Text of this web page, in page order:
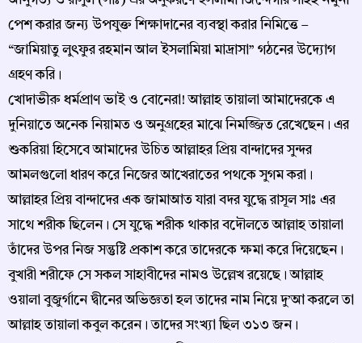
পেশ করার জন্য উপযুক্ত শিক্ষাদানের ব্যবস্থা করার নিমিত্তে –
“জামিয়াতু লুৎফুর রহমান আল ইসলামিয়া মাদ্রাসা” গঠনের উদ্যোগ
গ্রহণ করি।
খোদাভীরু ধর্মপ্রাণ ভাই ও বোনেরা! আল্লাহ তায়ালা আমাদেরকে এ
দুনিয়াতে অনেক নিয়ামত ও অনুগ্রহের মাঝে নিমজ্জিত রেখেছেন। এর
শুকরিয়া হিসেবে আমাদের উচিত আল্লাহর প্রিয় বান্দাদের সুন্দর
আমলগুলো ধারণ করে নিজের আখেরাতের পথকে সুগম করা।
আল্লাহর প্রিয় বান্দাদের এক জামাআত যারা বদর যুদ্ধে রাসূল সাঃ এর
সাথে শরীক ছিলেন। সে যুদ্ধে শরীক থাকার বদৌলতে আল্লাহ তায়ালা
তাঁদের উপর নিজ সন্তুষ্টি প্রকাশ করে তাদেরকে ক্ষমা করে দিয়েছেন।
বুখারী শরীফে সে সকল সাহাবীদের নামও উল্লেখ রয়েছে। আল্লাহ
ওয়ালা বুজুর্গানে দ্বীনের অভিজ্ঞতা হল তাদের নাম নিয়ে দু’আ করলে তা
আল্লাহ তায়ালা কবুল করেন। তাদের সংখ্যা ছিল ৩১৩ জন।